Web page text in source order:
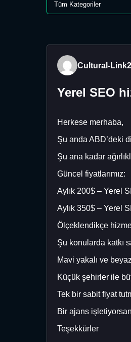
Cultural-
Yerel SEO
Herkese merhaba,
Şu anda ABD’deki
Şu ana kadar
Güncel fiyatlarımız:
Aylık 200$ – Yerel
Aylık 350$ – Yerel
Ölçeklendikçe
Şu konularda katkı
Mavi yakalı ve
Küçük şehirler ile
Tek bir sabit fiyat
Bir ajans
Teşekkürler